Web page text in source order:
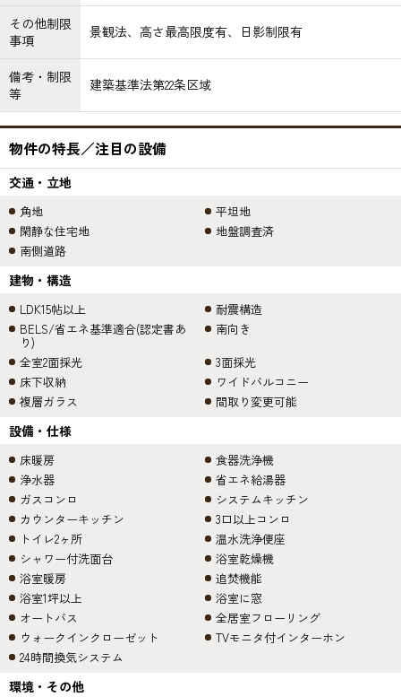
その他制限
事項
景観法、高さ最高限度有、日影制限有
備考・制限
等
建築基準法第22条区域
物件の特長／注目の設備
交通・立地
角地
平坦地
閑静な住宅地
地盤調査済
南側道路
建物・構造
LDK15帖以上
耐震構造
BELS/省エネ基準適合(認定書あ
り)
南向き
全室2面採光
3面採光
床下収納
ワイドバルコニー
複層ガラス
間取り変更可能
設備・仕様
床暖房
食器洗浄機
浄水器
省エネ給湯器
ガスコンロ
システムキッチン
カウンターキッチン
3口以上コンロ
トイレ2ヶ所
温水洗浄便座
シャワー付洗面台
浴室乾燥機
浴室暖房
追焚機能
浴室1坪以上
浴室に窓
オートバス
全居室フローリング
ウォークインクローゼット
TVモニタ付インターホン
24時間換気システム
環境・その他